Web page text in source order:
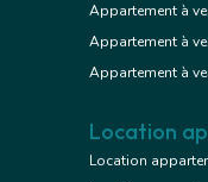
Appartement à
Appartement à
Appartement à
Location
Location